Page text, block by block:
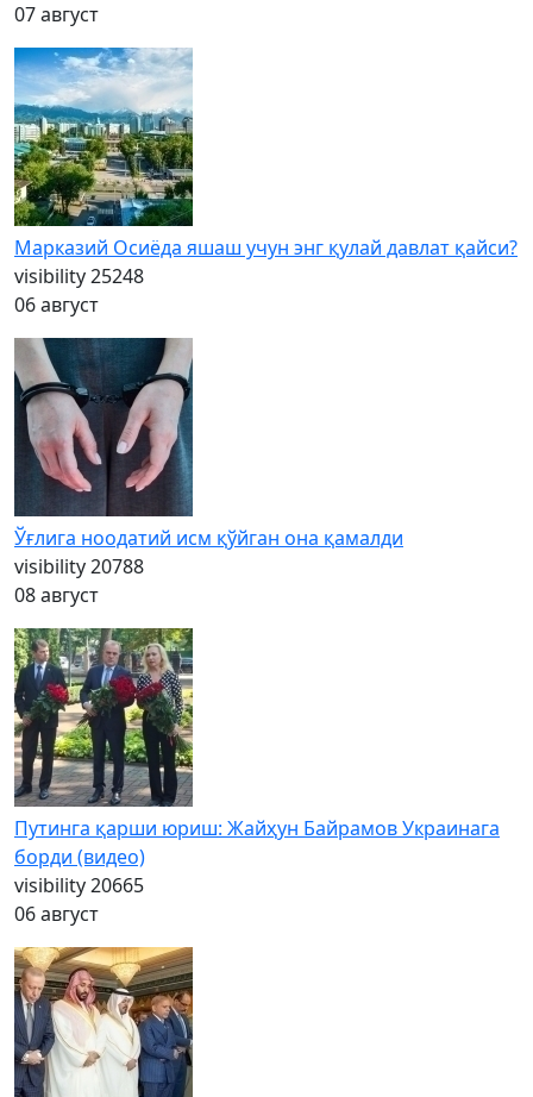
07 август
Марказий Осиёда яшаш учун энг қулай давлат қайси?
visibility25248
06 август
Ўғлига ноодатий исм қўйган она қамалди
visibility20788
08 август
Путинга қарши юриш: Жайҳун Байрамов Украинага
борди (видео)
visibility20665
06 август